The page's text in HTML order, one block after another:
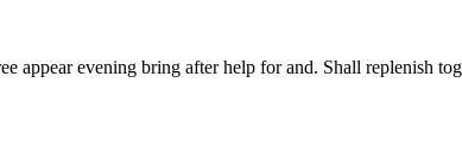
appear evening bring after help for and. Shall replenish